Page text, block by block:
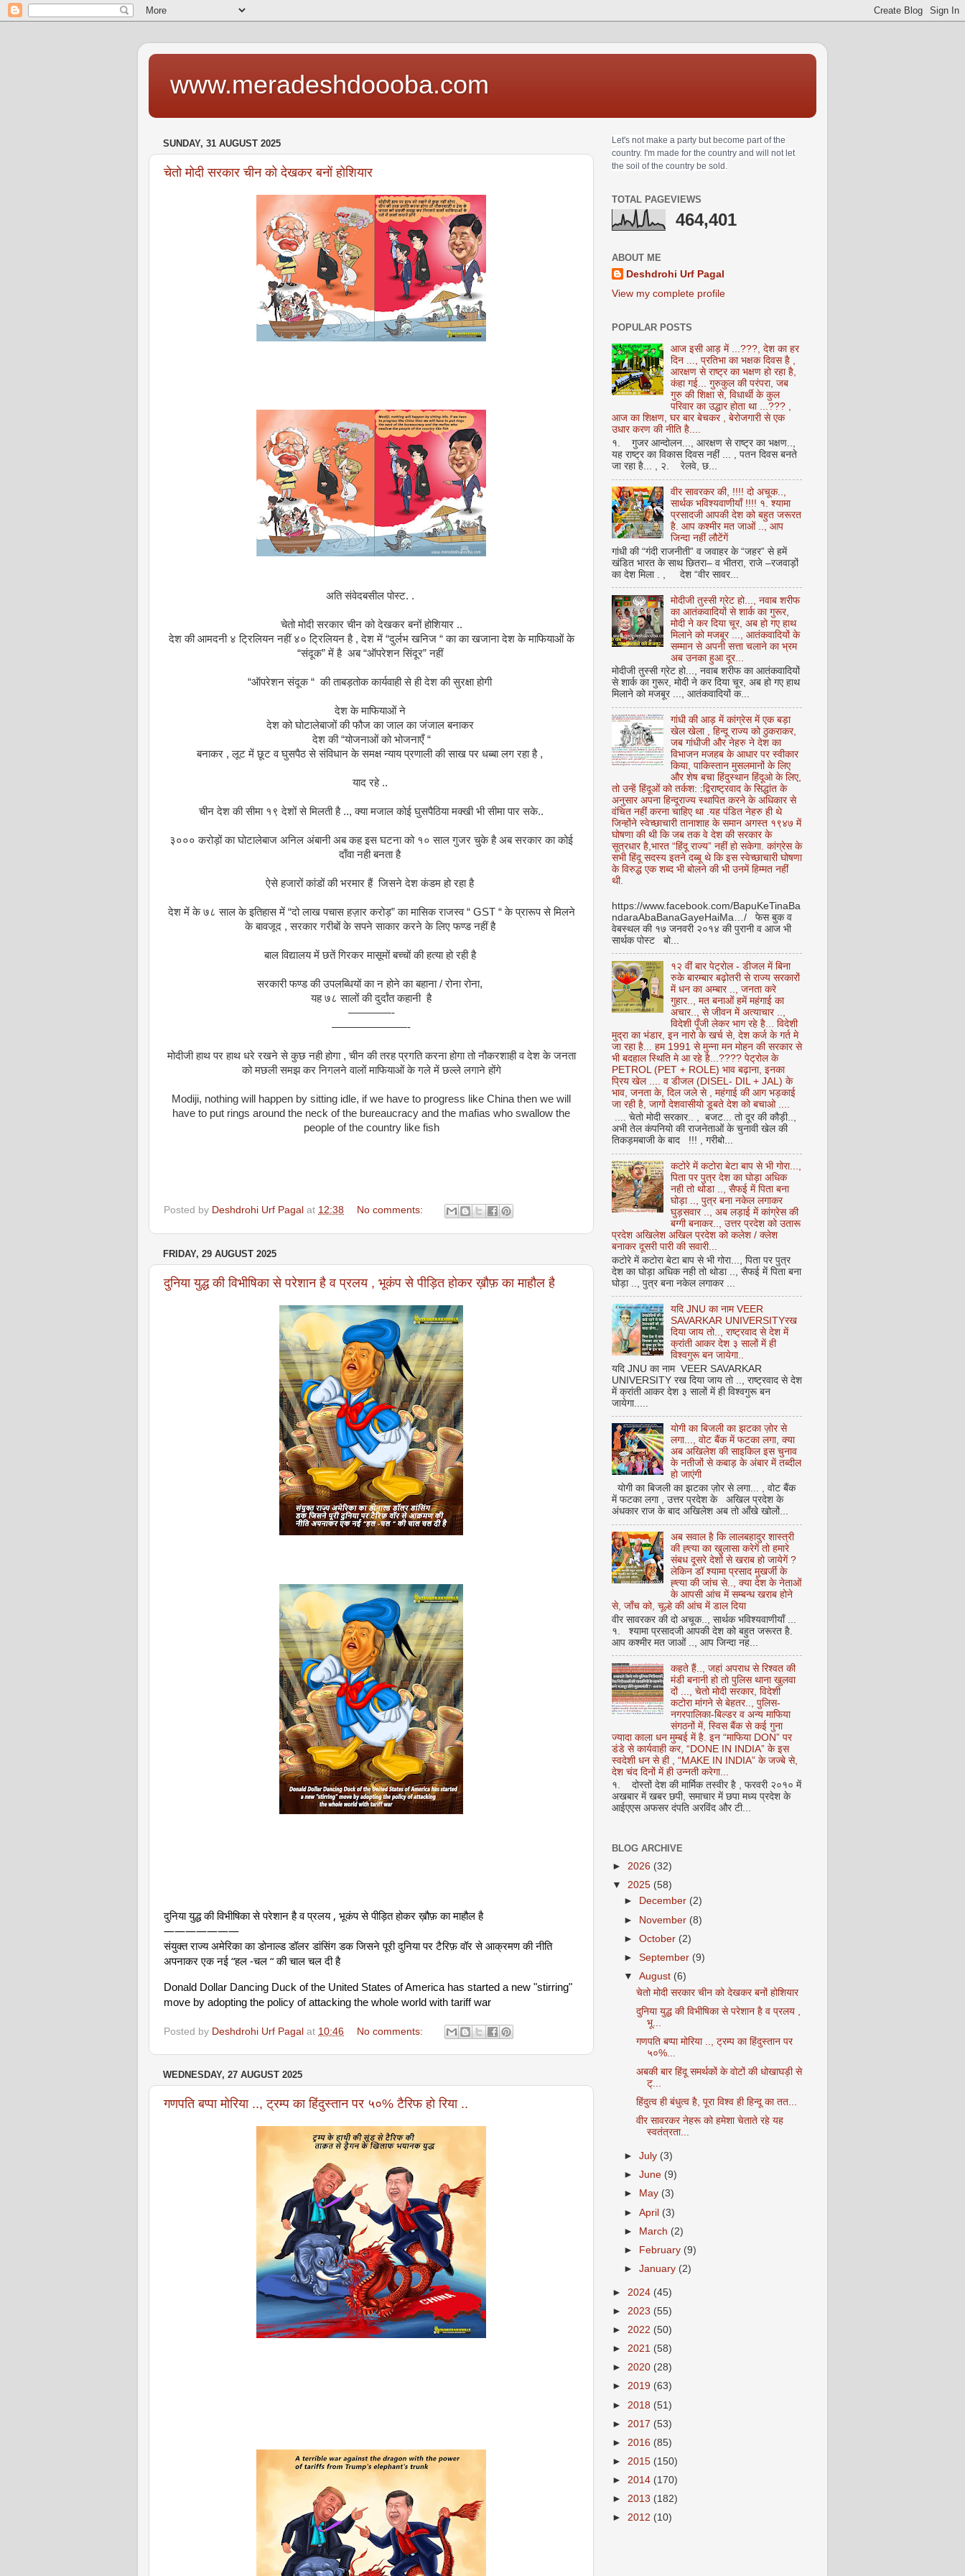
www.meradeshdoooba.com
SUNDAY, 31 AUGUST 2025
चेतो मोदी सरकार चीन को देखकर बनों होशियार
अति संवेदबसील पोस्ट. .
चेतो मोदी सरकार चीन को देखकर बनों होशियार ..
देश की आमदनी ४ ट्रिलियन नहीं ४० ट्रिलियन है , देश में “दुर्लभ खनिज “ का का खजाना देश के माफियाओं के
“संदूक” में है अब “ऑपरेशन सिंदूर” नहीं
“ऑपरेशन संदूक “ की ताबड़तोक कार्यवाही से ही देश की सुरक्षा होगी
देश के माफियाओं ने
देश को घोटालेबाजों की फौज का जाल का जंजाल बनाकर
देश की “योजनाओं को भोजनाएँ “
बनाकर , लूट में छूट व घुसपैठ से संविधान के समक्ष न्याय प्रणाली की साख पर धब्बा लग रहा है ,
याद रहे ..
चीन देश की सीमा १९ देशों से मिलती है .., क्या मजाल कोई घुसपैठिया मक्खी भी सीमा पार सके..
३००० करोड़ों का घोटालेबाज अनिल अंबानी अब कह इस घटना को १० साल गुजर चुके है अब सरकार का कोई
दाँवा नही बनता है
ऐसे हजारों कांडों की भरमार हैं जिसने देश कंडम हो रहा है
देश में के ७८ साल के इतिहास में “दो लाख पचास हज़ार करोड़” का मासिक राजस्व “ GST “ के प्रारूप से मिलने
के बावजूद , सरकार गरीबों के सपने साकार करने के लिए फण्ड नहीं है
बाल विद्यालय में छतें गिरकर मासूमों बच्चों की हत्या हो रही है
सरकारी फण्ड की उपलब्धियों का न होने का बहाना / रोना रोना,
यह ७८ सालों की दुर्दांत कहानी है
————-
———————-
मोदीजी हाथ पर हाथ धरे रखने से कुछ नही होगा , चीन की तरह प्रगति करना होगा तो नौकरशाही व देश के जनता
को मछली समझ कर निगलने वालों माफियाओं के गले में छल्ले लगाने होंगे
Modiji, nothing will happen by sitting idle, if we have to progress like China then we will
have to put rings around the neck of the bureaucracy and the mafias who swallow the
people of the country like fish
Posted by Deshdrohi Urf Pagal at 12:38 No comments:
FRIDAY, 29 AUGUST 2025
दुनिया युद्ध की विभीषिका से परेशान है व प्रलय , भूकंप से पीड़ित होकर ख़ौफ़ का माहौल है
दुनिया युद्ध की विभीषिका से परेशान है व प्रलय , भूकंप से पीड़ित होकर ख़ौफ़ का माहौल है
———————
संयुक्त राज्य अमेरिका का डोनाल्ड डॉलर डांसिंग डक जिसने पूरी दुनिया पर टैरिफ़ वॉर से आक्रमण की नीति
अपनाकर एक नई “हल -चल “ की चाल चल दी है
Donald Dollar Dancing Duck of the United States of America has started a new "stirring"
move by adopting the policy of attacking the whole world with tariff war
Posted by Deshdrohi Urf Pagal at 10:46 No comments:
WEDNESDAY, 27 AUGUST 2025
गणपति बप्पा मोरिया .., ट्रम्प का हिंदुस्तान पर ५०% टैरिफ हो रिया ..
Let's not make a party but become part of the
country. I'm made for the country and will not let
the soil of the country be sold.
TOTAL PAGEVIEWS
464,401
ABOUT ME
Deshdrohi Urf Pagal
View my complete profile
POPULAR POSTS
आज इसी आड़ में ...???, देश का हर
दिन ..., प्रतिभा का भक्षक दिवस है ,
आरक्षण से राष्ट्र का भक्षण हो रहा है,
कंहा गई... गुरुकुल की परंपरा, जब
गुरु की शिक्षा से, विधार्थी के कुल
परिवार का उद्धार होता था ...??? ,
आज का शिक्षण, घर बार बेचकर , बेरोजगारी से एक
उधार करण की नीति है....
१. गुजर आन्दोलन..., आरक्षण से राष्ट्र का भक्षण..,
यह राष्ट्र का विकास दिवस नहीं ... , पतन दिवस बनते
जा रहा है... , २. रेलवे, छ...
वीर सावरकर की, !!!! दो अचूक..,
सार्थक भविश्यवाणीयाँ !!!! १. श्यामा
प्रसादजी आपकी देश को बहुत जरूरत
है. आप कश्मीर मत जाओं .., आप
जिन्दा नहीं लौटेंगें
गांधी की “गंदी राजनीती” व जवाहर के “जहर” से हमें
खंडित भारत के साथ छितरा– व भीतरा, राजे –रजवाड़ों
का देश मिला . , देश “वीर सावर...
मोदीजी तुस्सी ग्रेट हो..., नवाब शरीफ
का आतंकवादियों से शार्क का गुरूर,
मोदी ने कर दिया चूर, अब हो गए हाथ
मिलाने को मजबूर ..., आतंकवादियों के
सम्मान से अपनी सत्ता चलाने का भ्रम
अब उनका हुआ दूर...
मोदीजी तुस्सी ग्रेट हो..., नवाब शरीफ का आतंकवादियों
से शार्क का गुरूर, मोदी ने कर दिया चूर, अब हो गए हाथ
मिलाने को मजबूर ..., आतंकवादियों क...
गांधी की आड़ में कांग्रेस में एक बड़ा
खेल खेला , हिन्दू राज्य को ठुकराकर,
जब गांधीजी और नेहरु ने देश का
विभाजन मजहब के आधार पर स्वीकार
किया, पाकिस्तान मुसलमानों के लिए
और शेष बचा हिंदुस्थान हिंदूओ के लिए,
तो उन्हें हिंदूओं को तर्कश: :द्विराष्ट्रवाद के सिद्धांत के
अनुसार अपना हिन्दूराज्य स्थापित करने के अधिकार से
वंचित नहीं करना चाहिए था .यह पंडित नेहरु ही थे
जिन्होंने स्वेच्छाचारी तानाशाह के समान अगस्त १९४७ में
घोषणा की थी कि जब तक वे देश की सरकार के
सूत्रधार है,भारत “हिंदू राज्य” नहीं हो सकेगा. कांग्रेस के
सभी हिंदू सदस्य इतने दब्बू थे कि इस स्वेच्छाचारी घोषणा
के विरुद्ध एक शब्द भी बोलने की भी उनमें हिम्मत नहीं
थी.
https://www.facebook.com/BapuKeTinaBa
ndaraAbaBanaGayeHaiMa…/ फेस बुक व
वेबस्थल की १७ जनवरी २०१४ की पुरानी व आज भी
सार्थक पोस्ट बो...
१२ वीं बार पेट्रोल - डीजल में बिना
रुके बारम्बार बढ़ोतरी से राज्य सरकारों
में धन का अम्बार .., जनता करे
गुहार.., मत बनाओं हमें महंगाई का
अचार.., से जीवन में अत्याचार ..,
विदेशी पूँजी लेकर भाग रहे है... विदेशी
मुद्रा का भंडार, इन नारो के खर्च से, देश कर्ज के गर्त मे
जा रहा है... हम 1991 से मुन्ना मन मोहन की सरकार से
भी बदहाल स्थिति मे आ रहे है...???? पेट्रोल के
PETROL (PET + ROLE) भाव बढ़ाना, इनका
प्रिय खेल .... व डीजल (DISEL- DIL + JAL) के
भाव, जनता के, दिल जले से , महंगाई की आग भड़काई
जा रही है, जागों देशवासीयो डूबते देश को बचाओ ....
.... चेतो मोदी सरकार.. , बजट... तो दूर की कौड़ी..,
अभी तेल कंपनियो की राजनेताओं के चुनावी खेल की
तिकड़मबाजी के बाद !!! , गरीबो...
कटोरे में कटोरा बेटा बाप से भी गोरा...,
पिता पर पुत्र देश का घोड़ा अधिक
नही तो थोडा .., सैफई में पिता बना
घोड़ा .., पुत्र बना नकेल लगाकर
घुड़सवार .., अब लड़ाई में कांग्रेस की
बग्गी बनाकर.., उत्तर प्रदेश को उतारू
प्रदेश अखिलेश अखिल प्रदेश को कलेश / क्लेश
बनाकर दूसरी पारी की सवारी...
कटोरे में कटोरा बेटा बाप से भी गोरा..., पिता पर पुत्र
देश का घोड़ा अधिक नही तो थोडा .., सैफई में पिता बना
घोड़ा .., पुत्र बना नकेल लगाकर ...
यदि JNU का नाम VEER
SAVARKAR UNIVERSITYरख
दिया जाय तो.., राष्ट्रवाद से देश में
क्रांती आकर देश ३ सालों में ही
विश्वगुरू बन जायेगा..
यदि JNU का नाम VEER SAVARKAR
UNIVERSITY रख दिया जाय तो .., राष्ट्रवाद से देश
में क्रांती आकर देश ३ सालों में ही विश्वगुरू बन
जायेगा.....
योगी का बिजली का झटका ज़ोर से
लगा..., वोट बैंक में फटका लगा, क्या
अब अखिलेश की साइकिल इस चुनाव
के नतीजों से कबाड़ के अंबार में तब्दील
हो जाएंगी
योगी का बिजली का झटका ज़ोर से लगा... , वोट बैंक
में फटका लगा , उत्तर प्रदेश के अखिल प्रदेश के
अंधकार राज के बाद अखिलेश अब तो आँखे खोलों...
अब सवाल है कि लालबहादुर शास्त्री
की ह्त्या का खुलासा करेगें तो हमारे
संबध दूसरे देशों से खराब हो जायेगें ?
लेकिन डॉ श्यामा प्रसाद मुखर्जी के
ह्त्या की जांच से.., क्या देश के नेताओं
के आपसी आंच में सम्बन्ध खराब होने
से, जाँच को, चूल्हे की आंच में डाल दिया
वीर सावरकर की दो अचूक.., सार्थक भविश्यवाणीयाँ ...
१. श्यामा प्रसादजी आपकी देश को बहुत जरूरत है.
आप कश्मीर मत जाओं .., आप जिन्दा नह...
कहते हैं.., जहां अपराध से रिश्वत की
मंडी बनानी हो तो पुलिस थाना खुलवा
दों ..., चेतो मोदी सरकार, विदेशी
कटोरा मांगने से बेहतर.., पुलिस-
नगरपालिका-बिल्डर व अन्य माफिया
संगठनों में, स्विस बैंक से कई गुना
ज्यादा काला धन मुम्बई में है. इन “माफिया DON” पर
डंडे से कार्यवाही कर, “DONE IN INDIA” के इस
स्वदेशी धन से ही , “MAKE IN INDIA” के जज्बे से,
देश चंद दिनों में ही उन्नती करेगा...
१. दोस्तों देश की मार्मिक तस्वीर है , फरवरी २०१० में
अखबार में खबर छपी, समाचार में छपा मध्य प्रदेश के
आईएएस अफसर दंपति अरविंद और टी...
BLOG ARCHIVE
► 2026 (32)
▼ 2025 (58)
►
December (2)
► November (8)
►October (2)
►September (9)
▼August (6)
चेतो मोदी सरकार चीन को देखकर बनों होशियार
दुनिया युद्ध की विभीषिका से परेशान है व प्रलय ,
भू...
गणपति बप्पा मोरिया .., ट्रम्प का हिंदुस्तान पर
५०%...
अबकी बार हिंदू समर्थकों के वोटों की धोखाघड़ी से
ट्...
हिंदुत्व ही बंधुत्व है, पूरा विश्व ही हिन्दू का तत...
वीर सावरकर नेहरू को हमेशा चेताते रहे यह
स्वतंत्रता...
►July (3)
►June (9)
►
May (3)
►April (3)
► March (2)
►
February (9)
►January (2)
► 2024 (45)
► 2023 (55)
► 2022 (50)
► 2021 (58)
► 2020 (28)
► 2019 (63)
► 2018 (51)
► 2017 (53)
► 2016 (85)
► 2015 (150)
► 2014 (170)
► 2013 (182)
► 2012 (10)